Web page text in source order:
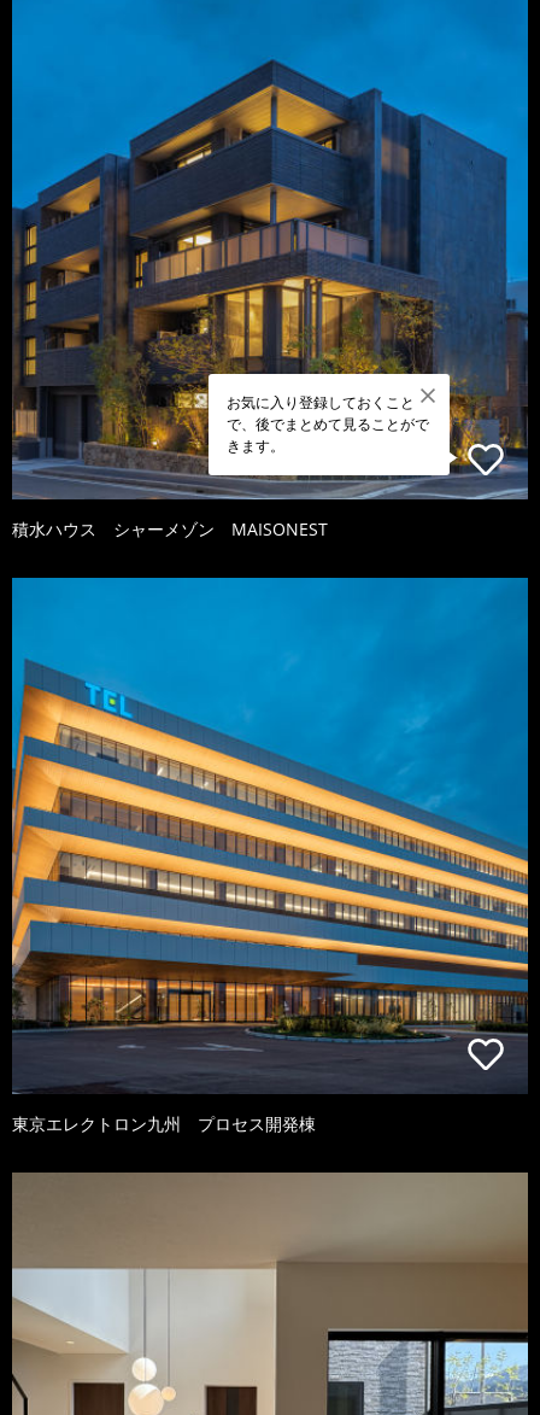
お気に入り登録しておくこと
で、後でまとめて見ることがで
きます。
積水ハウス シャーメゾン MAISONEST
東京エレクトロン九州 プロセス開発棟